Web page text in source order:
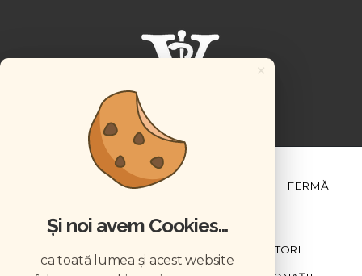
ȘTIINȚĂ ȘI PRACTICĂ FERMĂ
CONTRIBUTORI
×
Și noi avem Cookies...
ca toată lumea și acest website